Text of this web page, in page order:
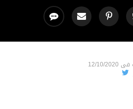
فى 12/10/2020